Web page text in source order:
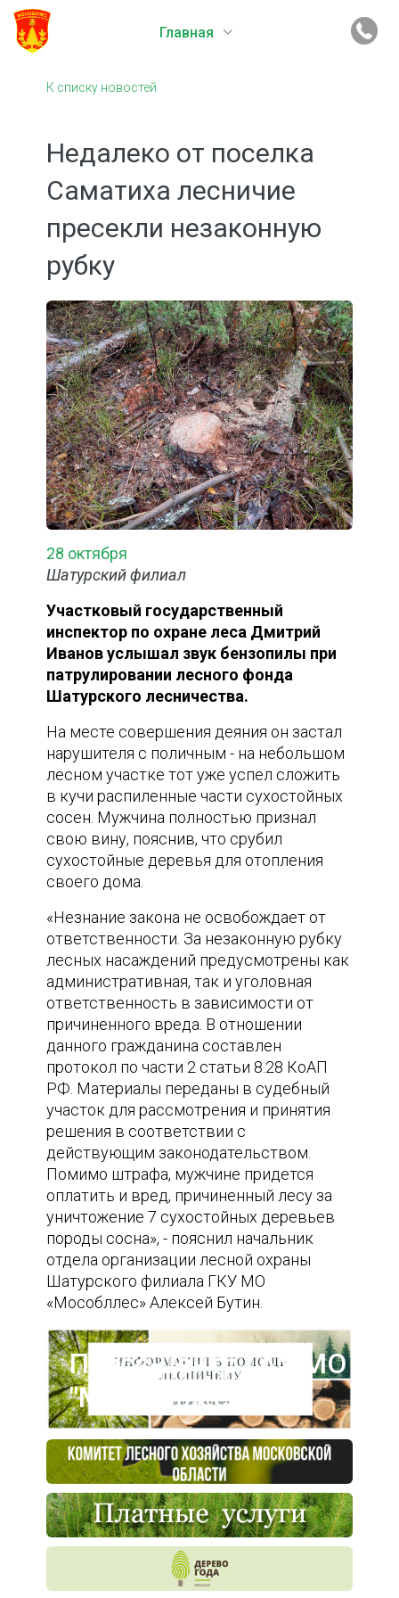
Главная
К списку новостей
Недалеко от поселка
Саматиха лесничие
пресекли незаконную
рубку
28 октября
Шатурский филиал
Участковый государственный
инспектор по охране леса Дмитрий
Иванов услышал звук бензопилы при
патрулировании лесного фонда
Шатурского лесничества.
На месте совершения деяния он застал
нарушителя с поличным - на небольшом
лесном участке тот уже успел сложить
в кучи распиленные части сухостойных
сосен. Мужчина полностью признал
свою вину, пояснив, что срубил
сухостойные деревья для отопления
своего дома.
«Незнание закона не освобождает от
ответственности. За незаконную рубку
лесных насаждений предусмотрены как
административная, так и уголовная
ответственность в зависимости от
причиненного вреда. В отношении
данного гражданина составлен
протокол по части 2 статьи 8.28 КоАП
РФ. Материалы переданы в судебный
участок для рассмотрения и принятия
решения в соответствии с
действующим законодательством.
Помимо штрафа, мужчине придется
оплатить и вред, причиненный лесу за
уничтожение 7 сухостойных деревьев
породы сосна», - пояснил начальник
отдела организации лесной охраны
Шатурского филиала ГКУ МО
«Мособллес» Алексей Бутин.
Пресс-центр ГАУ МО
"Мособллес"